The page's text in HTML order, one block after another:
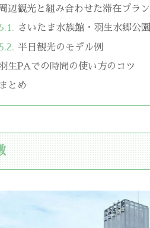
辺観光と組み合わせた滞在プラン
さいたま水族館・羽生水郷公園
半日観光のモデル例
生PAでの時間の使い方のコツ
まとめ